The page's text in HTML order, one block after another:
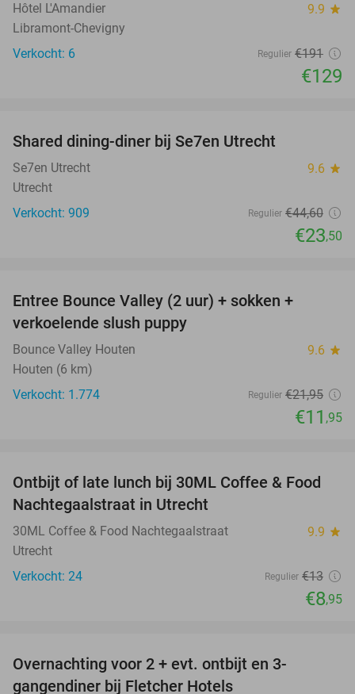
Hôtel L'Amandier 9.9 star
Libramont-Chevigny
Verkocht: 6
Regulier €191
€129
Shared dining-diner bij Se7en Utrecht
Se7en Utrecht 9.6 star
Utrecht
Verkocht: 909
Regulier €44,60
€23,50
Entree Bounce Valley (2 uur) + sokken +
verkoelende slush puppy
Bounce Valley Houten 9.6 star
Houten (6 km)
Verkocht: 1.774
Regulier €21,95
€11 ,95
31%
Ontbijt of late lunch bij 30ML Coffee & Food
Nachtegaalstraat in Utrecht
30ML Coffee & Food Nachtegaalstraat 9.9 star
Utrecht
Verkocht: 24
Regulier €13
€8,95
Overnachting voor 2 + evt. ontbijt en 3-
gangendiner bij Fletcher Hotels